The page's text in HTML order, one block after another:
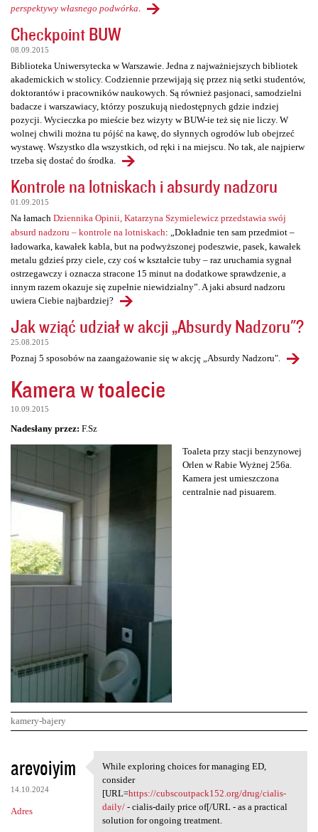
perspektywy własnego podwórka
Checkpoint BUW
08.09.2015
Biblioteka Uniwersytecka w Warszawie. Jedna z najważniejszych bibliotek
akademickich w stolicy. Codziennie przewijają się przez nią setki studentów,
doktorantów i pracowników naukowych. Są również pasjonaci, samodzielni
badacze i warszawiacy, którzy poszukują niedostępnych gdzie indziej
pozycji. Wycieczka po mieście bez wizyty w BUW-ie też się nie liczy. W
wolnej chwili można tu pójść na kawę, do słynnych ogrodów lub obejrzeć
wystawę. Wszystko dla wszystkich, od ręki i na miejscu. No tak, ale najpierw
trzeba się dostać do środka.
Kontrole na lotniskach i absurdy nadzoru
01.09.2015
Na łamach Dziennika Opinii, Katarzyna Szymielewicz przedstawia swój
absurd nadzoru – kontrole na lotniskach: „Dokładnie ten sam przedmiot –
ładowarka, kawałek kabla, but na podwyższonej podeszwie, pasek, kawałek
metalu gdzieś przy ciele, czy coś w kształcie tuby – raz uruchamia sygnał
ostrzegawczy i oznacza stracone 15 minut na dodatkowe sprawdzenie, a
innym razem okazuje się zupełnie niewidzialny”. A jaki absurd nadzoru
uwiera Ciebie najbardziej?
Jak wziąć udział w akcji „Absurdy Nadzoru"?
25.08.2015
Poznaj 5 sposobów na zaangażowanie się w akcję „Absurdy Nadzoru".
Kamera w toalecie
10.09.2015
Nadesłany przez: F.Sz
Toaleta przy stacji benzynowej
Orlen w Rabie Wyżnej 256a.
Kamera jest umieszczona
centralnie nad pisuarem.
kamery-bajery
K
o
m
e
arevoiyim
14.10.2024
Adres
While exploring choices for
While exploring choices for managing ED,
consider
[URL=https://cubscoutpack152.org/drug/cialis-
daily/- cialis-daily price of[/URL - as a practical
solution for ongoing treatment.